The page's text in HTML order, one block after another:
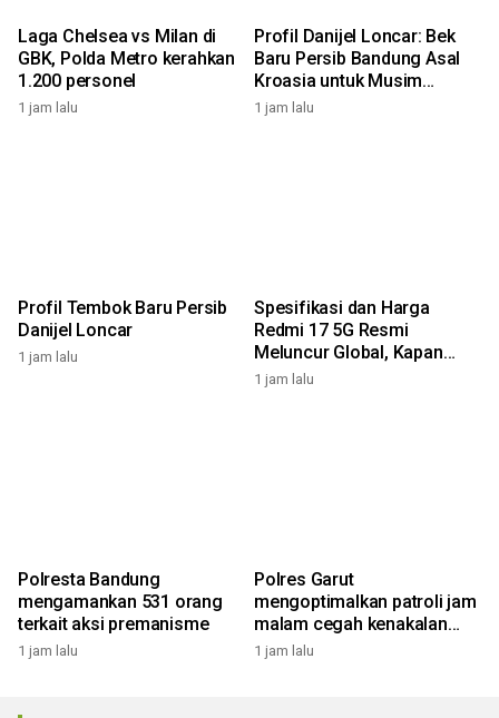
Laga Chelsea vs Milan di
GBK, Polda Metro kerahkan
1.200 personel
1 jam lalu
Profil Danijel Loncar: Bek
Baru Persib Bandung Asal
Kroasia untuk Musim
2026/2027
1 jam lalu
Profil Tembok Baru Persib
Danijel Loncar
1 jam lalu
Spesifikasi dan Harga
Redmi 17 5G Resmi
Meluncur Global, Kapan
Masuk Indonesia?
1 jam lalu
Polresta Bandung
mengamankan 531 orang
terkait aksi premanisme
1 jam lalu
Polres Garut
mengoptimalkan patroli jam
malam cegah kenakalan
pelajar
1 jam lalu